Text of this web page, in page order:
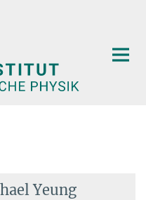
Yeung